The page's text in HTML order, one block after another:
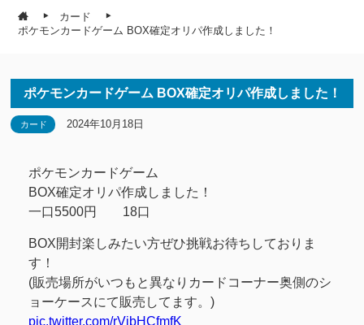
カード
ポケモンカードゲーム BOX確定オリパ作成しました！
ポケモンカードゲーム BOX確定オリパ作成しました！
カード 2024年10月18日
ポケモンカードゲーム
BOX確定オリパ作成しました！
一口5500円 18口
BOX開封楽しみたい方ぜひ挑戦お待ちしておりま
す！
(販売場所がいつもと異なりカードコーナー奥側のシ
ョーケースにて販売してます。)
pic.twitter.com/rVibHCfmfK